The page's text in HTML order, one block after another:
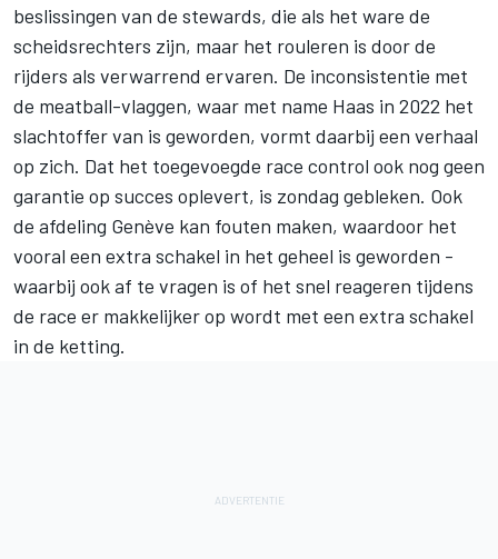
beslissingen van de stewards, die als het ware de
scheidsrechters zijn, maar het rouleren is door de
rijders als verwarrend ervaren. De inconsistentie met
de meatball-vlaggen, waar met name Haas in 2022 het
slachtoffer van is geworden, vormt daarbij een verhaal
op zich. Dat het toegevoegde race control ook nog geen
garantie op succes oplevert, is zondag gebleken. Ook
de afdeling Genève kan fouten maken, waardoor het
vooral een extra schakel in het geheel is geworden -
waarbij ook af te vragen is of het snel reageren tijdens
de race er makkelijker op wordt met een extra schakel
in de ketting.